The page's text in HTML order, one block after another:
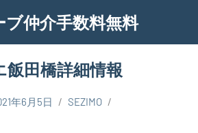
仲介手数料無料
田橋詳細情報
年6月5日 SEZIMO